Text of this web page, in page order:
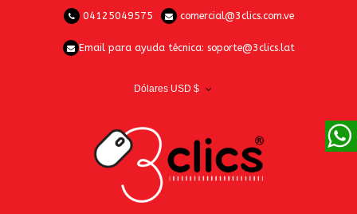
04125049575 comercial@3clics.com.ve
Email para ayuda técnica: soporte@3clics.lat
Dólares USD $